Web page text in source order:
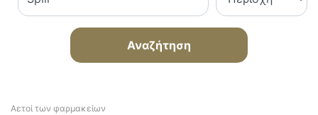
Αναζήτηση
Αετοί των φαρμακείων